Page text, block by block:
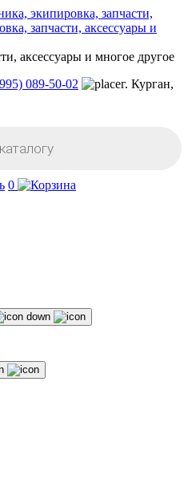
аксессуары и многое другое
089-50-02
г. Курган,
0